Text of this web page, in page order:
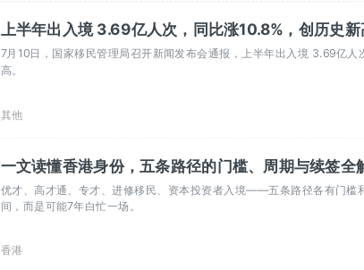
上半年出入境 3.69亿人次，同比涨10.8%，创历史新
7月10日，国家移民管理局召开新闻发布会通报，上半年出入境 3.69亿人
高。
其他
一文读懂香港身份，五条路径的门槛、周期与续签全
优才、高才通、专才、进修移民、资本投资者入境——五条路径各有门槛
间，而是可能7年白忙一场。
香港